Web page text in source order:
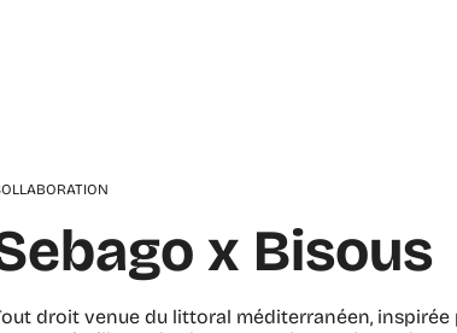
x Bisous
droit venue du littoral méditerranéen, inspirée